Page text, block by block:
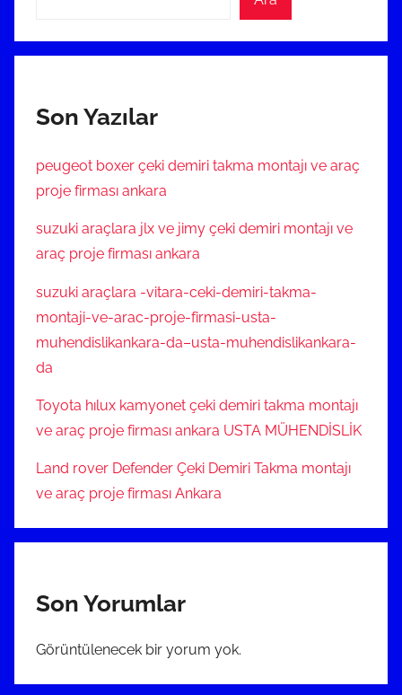
Son Yazılar
peugeot boxer çeki demiri takma montajı ve araç
proje firması ankara
suzuki araçlara jlx ve jimy çeki demiri montajı ve
araç proje firması ankara
suzuki araçlara -vitara-ceki-demiri-takma-
montaji-ve-arac-proje-firmasi-usta-
muhendislikankara-da–usta-muhendislikankara-
da
Toyota hılux kamyonet çeki demiri takma montajı
ve araç proje firması ankara USTA MÜHENDİSLİK
Land rover Defender Çeki Demiri Takma montajı
ve araç proje firması Ankara
Son Yorumlar
Görüntülenecek bir yorum yok.